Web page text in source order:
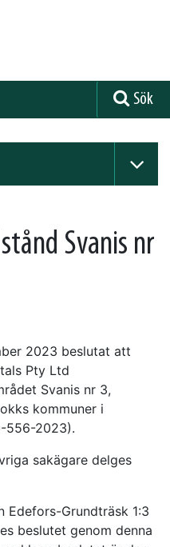
Sök
Svanis nr
2023 beslutat att
Pty Ltd
Svanis nr 3,
kommuner i
556-2023).
sakägare delges
Edefors-Grundträsk 1:3
beslutet genom denna